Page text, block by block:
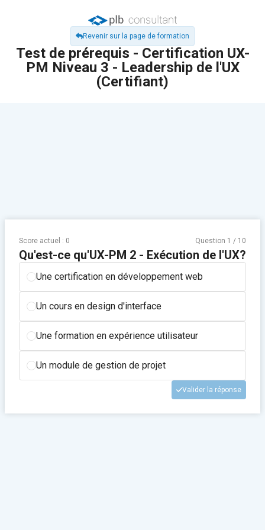
Revenir sur la page de formation
Test de prérequis - Certification UX-
PM Niveau 3 - Leadership de l'UX
(Certifiant)
Score actuel : 0 Question 1 / 10
Qu'est-ce qu'UX-PM 2 - Exécution de l'UX?
Une certification en développement web
Un cours en design d'interface
Une formation en expérience utilisateur
Un module de gestion de projet
Valider la réponse